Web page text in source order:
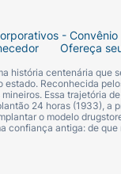
- Convênio
Ofereça
história centenária que
Reconhecida
Essa trajetória
24 horas (1933), a
o modelo
confiança antiga: de